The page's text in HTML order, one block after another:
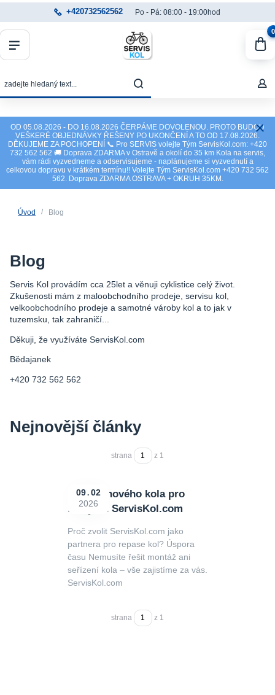
OD 05.08.2026 - DO 16.08.2026 ČERPÁME DOVOLENOU. PROTO BUDOU
VEŠKERÉ OBJEDNÁVKY ŘEŠENY PO UKONČENÍ A TO OD 17.08.2026.
DĚKUJEME ZA POCHOPENÍ 📞 Pro SERVIS volejte Tým ServisKol.com: +420
732 562 562 🚚 Doprava ZDARMA v Ostravě a okolí do 35 km Kola na servis,
vám rádi vyzvedneme a odservisujeme - naplánujeme si vyzvednutí a
celkovou dopravu v krátkém termínu!! Volejte Tým ServisKol.com +420 732 562
562. Doprava ZDARMA OSTRAVA + OKRUH 35KM.
+420732562562 Po - Pá: 08:00 - 19:00hod
0
Úvod Blog
Blog
Servis Kol provádím cca 25let a věnuji cyklistice celý život.
Zkušenosti mám z maloobchodního prodeje, servisu kol,
velkoobchodního prodeje a samotné vároby kol a to jak v
tuzemsku, tak zahraničí...
Děkuji, že využíváte ServisKol.com
Bědajanek
+420 732 562 562
Nejnovější články
strana z 1
Repase nového kola pro
firmy od ServisKol.com
09 02
2026
Proč zvolit ServisKol.com jako
partnera pro repase kol? Úspora
času Nemusíte řešit montáž ani
seřízení kola – vše zajistíme za vás.
ServisKol.com
strana z 1